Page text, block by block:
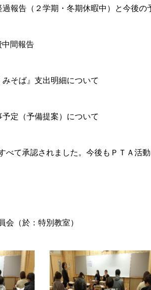
報告（２学期・冬期休暇中）と今後の
間報告
そば』支出明細について
定（予備提案）について
べて承認されました。今後もＰＴＡ活
（於：特別教室）